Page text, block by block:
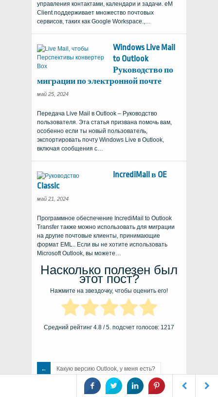
управления контактами, календари и задачи. eM
Client поддерживает множество почтовых
сервисов, таких как Google Workspace.,…
Windows Live Mail
to Outlook
Руководство по
миграции по электронной почте
май 25, 2024
Передача Live Mail в Outlook – Руководство
пользователя. Эта статья призвана помочь вам,
особенно если ты новый пользователь,
экспортировать почту Windows Live в Outlook,
включая сообщения с…
IncrediMail в OE
Classic
май 21, 2024
Программное обеспечение IncrediMail to Outlook
Transfer также можно использовать для миграции
на другие почтовые клиенты, принимающие
формат EML.. Если вы не хотите использовать
Microsoft Outlook, вы можете…
Насколько полезен был
этот пост?
Нажмите на звездочку, чтобы оценить его!
Средний рейтинг 4.8 / 5. подсчет голосов: 1217
Какую версию Outlook, у меня есть?
Часто задаваемые вопросы - Выпуск 1